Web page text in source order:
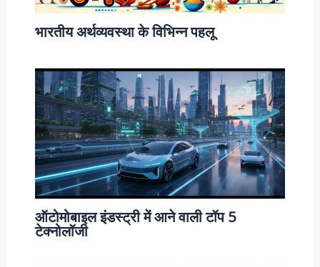
भारतीय अर्थव्यवस्था के विभिन्न पहलू
ऑटोमोबाइल इंडस्ट्री में आने वाली टॉप 5
टेक्नोलॉजी